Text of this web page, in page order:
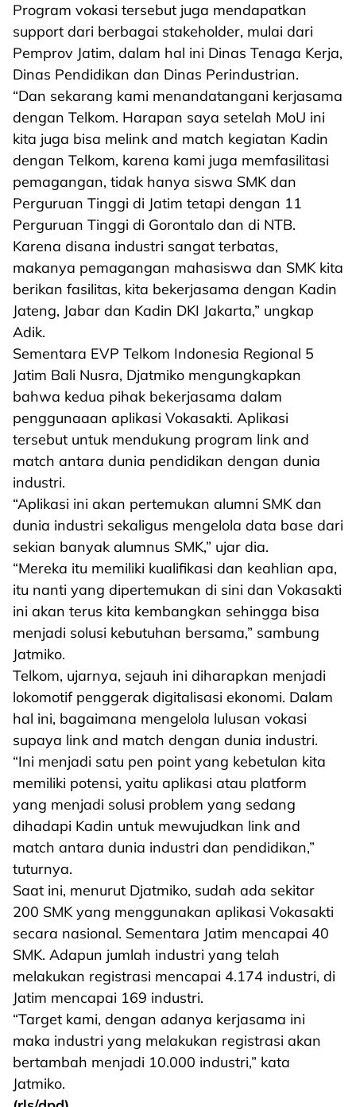
Program vokasi tersebut juga mendapatkan
support dari berbagai stakeholder, mulai dari
Pemprov Jatim, dalam hal ini Dinas Tenaga Kerja,
Dinas Pendidikan dan Dinas Perindustrian.
“Dan sekarang kami menandatangani kerjasama
dengan Telkom. Harapan saya setelah MoU ini
kita juga bisa melink and match kegiatan Kadin
dengan Telkom, karena kami juga memfasilitasi
pemagangan, tidak hanya siswa SMK dan
Perguruan Tinggi di Jatim tetapi dengan 11
Perguruan Tinggi di Gorontalo dan di NTB.
Karena disana industri sangat terbatas,
makanya pemagangan mahasiswa dan SMK kita
berikan fasilitas, kita bekerjasama dengan Kadin
Jateng, Jabar dan Kadin DKI Jakarta,” ungkap
Adik.
Sementara EVP Telkom Indonesia Regional 5
Jatim Bali Nusra, Djatmiko mengungkapkan
bahwa kedua pihak bekerjasama dalam
penggunaaan aplikasi Vokasakti. Aplikasi
tersebut untuk mendukung program link and
match antara dunia pendidikan dengan dunia
industri.
“Aplikasi ini akan pertemukan alumni SMK dan
dunia industri sekaligus mengelola data base dari
sekian banyak alumnus SMK,” ujar dia.
“Mereka itu memiliki kualifikasi dan keahlian apa,
itu nanti yang dipertemukan di sini dan Vokasakti
ini akan terus kita kembangkan sehingga bisa
menjadi solusi kebutuhan bersama,” sambung
Jatmiko.
Telkom, ujarnya, sejauh ini diharapkan menjadi
lokomotif penggerak digitalisasi ekonomi. Dalam
hal ini, bagaimana mengelola lulusan vokasi
supaya link and match dengan dunia industri.
“Ini menjadi satu pen point yang kebetulan kita
memiliki potensi, yaitu aplikasi atau platform
yang menjadi solusi problem yang sedang
dihadapi Kadin untuk mewujudkan link and
match antara dunia industri dan pendidikan,”
tuturnya.
Saat ini, menurut Djatmiko, sudah ada sekitar
200 SMK yang menggunakan aplikasi Vokasakti
secara nasional. Sementara Jatim mencapai 40
SMK. Adapun jumlah industri yang telah
melakukan registrasi mencapai 4.174 industri, di
Jatim mencapai 169 industri.
“Target kami, dengan adanya kerjasama ini
maka industri yang melakukan registrasi akan
bertambah menjadi 10.000 industri,” kata
Jatmiko.